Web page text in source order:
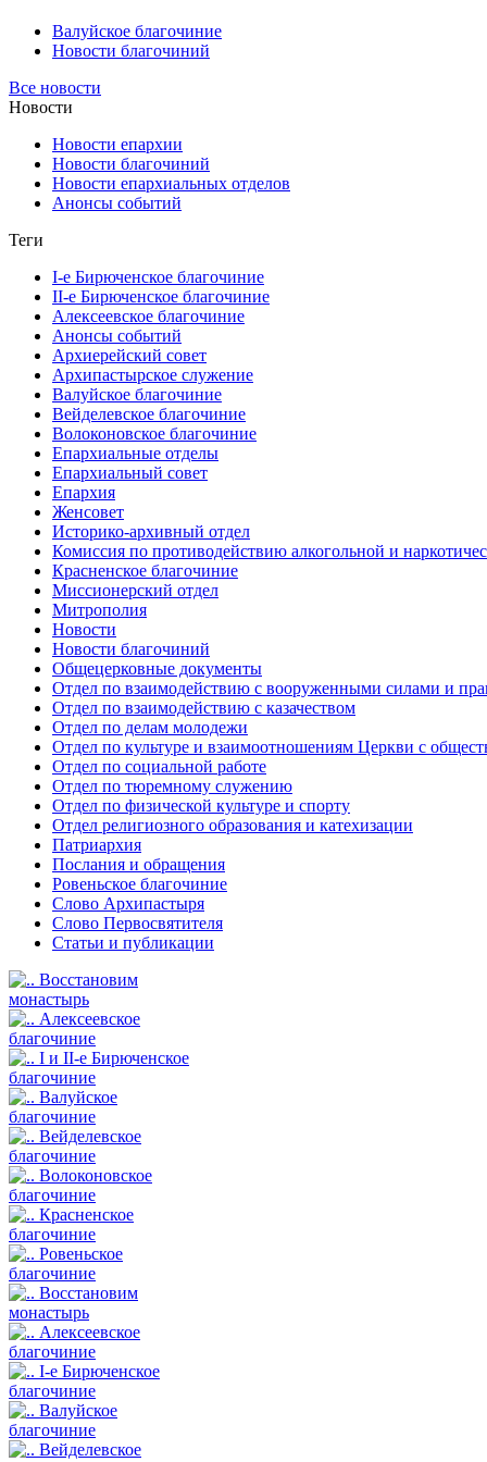
Валуйское благочиние
Новости благочиний
Все новости
Новости
Новости епархии
Новости благочиний
Новости епархиальных отделов
Анонсы событий
Теги
I-е Бирюченское благочиние
II-е Бирюченское благочиние
Алексеевское благочиние
Анонсы событий
Архиерейский совет
Архипастырское служение
Валуйское благочиние
Вейделевское благочиние
Волоконовское благочиние
Епархиальные отделы
Епархиальный совет
Епархия
Женсовет
Историко-архивный отдел
Комиссия по противодействию алкогольной и
Красненское благочиние
Миссионерский отдел
Митрополия
Новости
Новости благочиний
Общецерковные документы
Отдел по взаимодействию с вооруженными силами и
Отдел по взаимодействию с казачеством
Отдел по делам молодежи
Отдел по культуре и взаимоотношениям Церкви с
Отдел по социальной работе
Отдел по тюремному служению
Отдел по физической культуре и спорту
Отдел религиозного образования и катехизации
Патриархия
Послания и обращения
Ровеньское благочиние
Слово Архипастыря
Слово Первосвятителя
Статьи и публикации
Восстановим
монастырь
Алексеевское
благочиние
I и II-е Бирюченское
благочиние
Валуйское
благочиние
Вейделевское
благочиние
Волоконовское
благочиние
Красненское
благочиние
Ровеньское
благочиние
Восстановим
монастырь
Алексеевское
благочиние
I-е Бирюченское
благочиние
Валуйское
благочиние
Вейделевское